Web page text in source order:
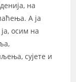
на
А ја
осим на
сујете и